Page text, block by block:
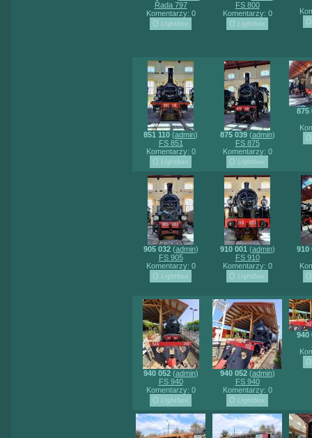
Řada 797
Komentarzy: 0
FS 800
Komentarzy: 0
851 110 (admin)
FS 851
Komentarzy: 0
875 039(admin)
FS 875
Komentarzy: 0
875
905 032(admin)
FS 905
Komentarzy: 0
910 001 (admin)
FS 910
Komentarzy: 0
910
940 052(admin)
FS 940
Komentarzy: 0
940 052(admin)
FS 940
Komentarzy: 0
940